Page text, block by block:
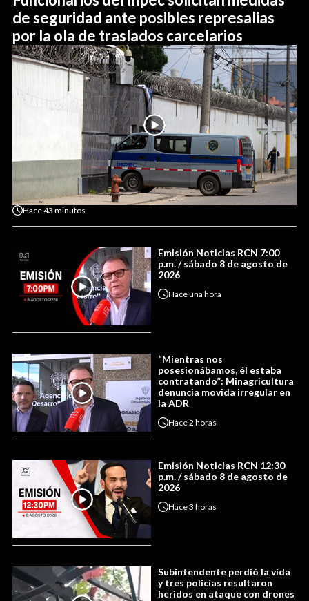
de seguridad ante posibles represalias
por la ola de traslados carcelarios
Hace43 minutos
Emisión Noticias RCN 7:00
p.m. / sábado 8 de agosto de
2026
Haceuna hora
“Mientras nos
posesionábamos, él estaba
contratando”: Minagricultura
denuncia movida irregular en
la ADR
Hace2 horas
Emisión Noticias RCN 12:30
p.m. / sábado 8 de agosto de
2026
Hace3 horas
Subintendente perdió la vida
y tres policías resultaron
heridos en ataque con drones